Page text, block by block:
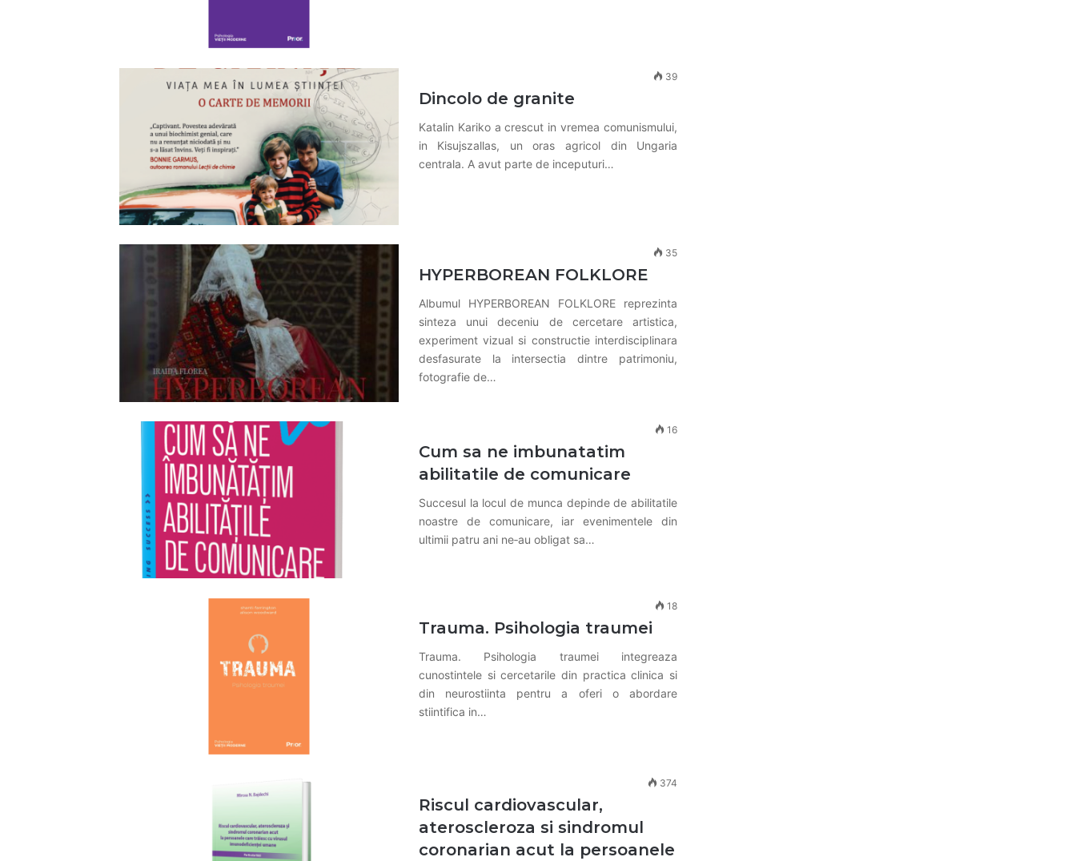
39
Dincolo de granite
Katalin Kariko a crescut in vremea comunismului,
in Kisujszallas, un oras agricol din Ungaria
centrala. A avut parte de inceputuri…
35
HYPERBOREAN FOLKLORE
Albumul HYPERBOREAN FOLKLORE reprezinta
sinteza unui deceniu de cercetare artistica,
experiment vizual si constructie interdisciplinara
desfasurate la intersectia dintre patrimoniu,
fotografie de…
16
Cum sa ne imbunatatim
abilitatile de comunicare
Succesul la locul de munca depinde de abilitatile
noastre de comunicare, iar evenimentele din
ultimii patru ani ne‑au obligat sa…
18
Trauma. Psihologia traumei
Trauma. Psihologia traumei integreaza
cunostintele si cercetarile din practica clinica si
din neurostiinta pentru a oferi o abordare
stiintifica in…
374
Riscul cardiovascular,
ateroscleroza si sindromul
coronarian acut la persoanele